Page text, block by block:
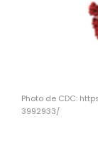
Photo de CDC:
3992933/